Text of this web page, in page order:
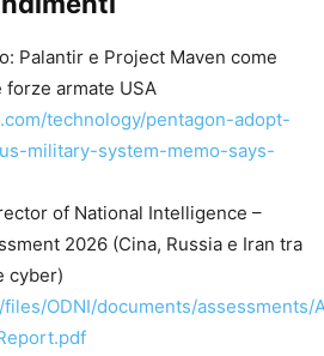
Palantir e Project Maven come
forze armate USA
technology/pentagon-adopt-
military-system-memo-says-
of National Intelligence –
2026 (Cina, Russia e Iran tra
cyber)
ODNI/documents/assessments/